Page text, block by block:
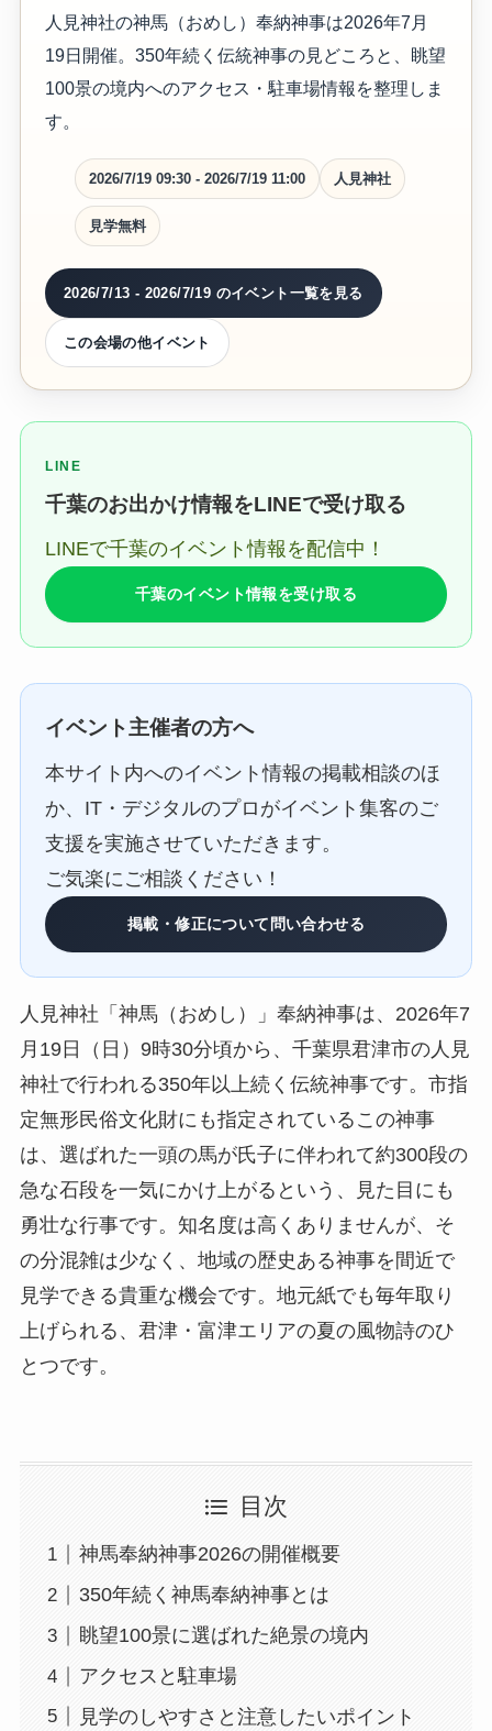
人見神社の神馬（おめし）奉納神事は2026年7月
19日開催。350年続く伝統神事の見どころと、眺望
100景の境内へのアクセス・駐車場情報を整理しま
す。
2026/7/19 09:30 - 2026/7/19 11:00 人見神社
見学無料
2026/7/13 - 2026/7/19 のイベント一覧を見る
この会場の他イベント
LINE
千葉のお出かけ情報をLINEで受け取る
LINEで千葉のイベント情報を配信中！
千葉のイベント情報を受け取る
イベント主催者の方へ
本サイト内へのイベント情報の掲載相談のほ
か、IT・デジタルのプロがイベント集客のご
支援を実施させていただきます。
ご気楽にご相談ください！
掲載・修正について問い合わせる
人見神社「神馬（おめし）」奉納神事は、2026年7
月19日（日）9時30分頃から、千葉県君津市の人見
神社で行われる350年以上続く伝統神事です。市指
定無形民俗文化財にも指定されているこの神事
は、選ばれた一頭の馬が氏子に伴われて約300段の
急な石段を一気にかけ上がるという、見た目にも
勇壮な行事です。知名度は高くありませんが、そ
の分混雑は少なく、地域の歴史ある神事を間近で
見学できる貴重な機会です。地元紙でも毎年取り
上げられる、君津・富津エリアの夏の風物詩のひ
とつです。
目次
神馬奉納神事2026の開催概要
350年続く神馬奉納神事とは
眺望100景に選ばれた絶景の境内
アクセスと駐車場
見学のしやすさと注意したいポイント